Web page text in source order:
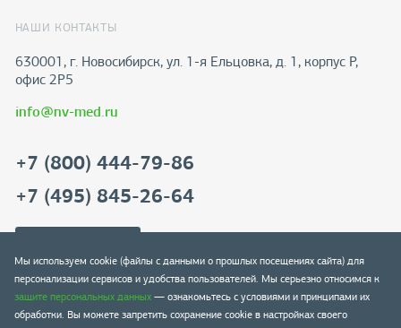
НАШИ КОНТАКТЫ
630001, г. Новосибирск, ул. 1-я Ельцовка, д. 1, корпус Р,
офис 2Р5
info@nv-med.ru
+7 (800) 444-79-86
+7 (495) 845-26-64
Мы используем cookie (файлы с данными о прошлых посещениях сайта) для
персонализации сервисов и удобства пользователей. Мы серьезно относимся к
защите персональных данных— ознакомьтесь с условиями и принципами их
обработки. Вы можете запретить сохранение cookie в настройках своего